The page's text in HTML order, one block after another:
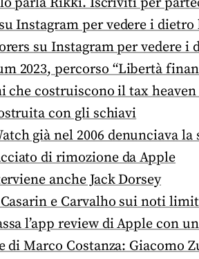
Instagram per vedere i
su Instagram per vedere i
2023, percorso “Libertà
che costruiscono il tax
con gli schiavi
già nel 2006 denunciava
di rimozione da Apple
anche Jack Dorsey
e Carvalho sui noti
l’app review di Apple con
di Marco Costanza: Giacomo